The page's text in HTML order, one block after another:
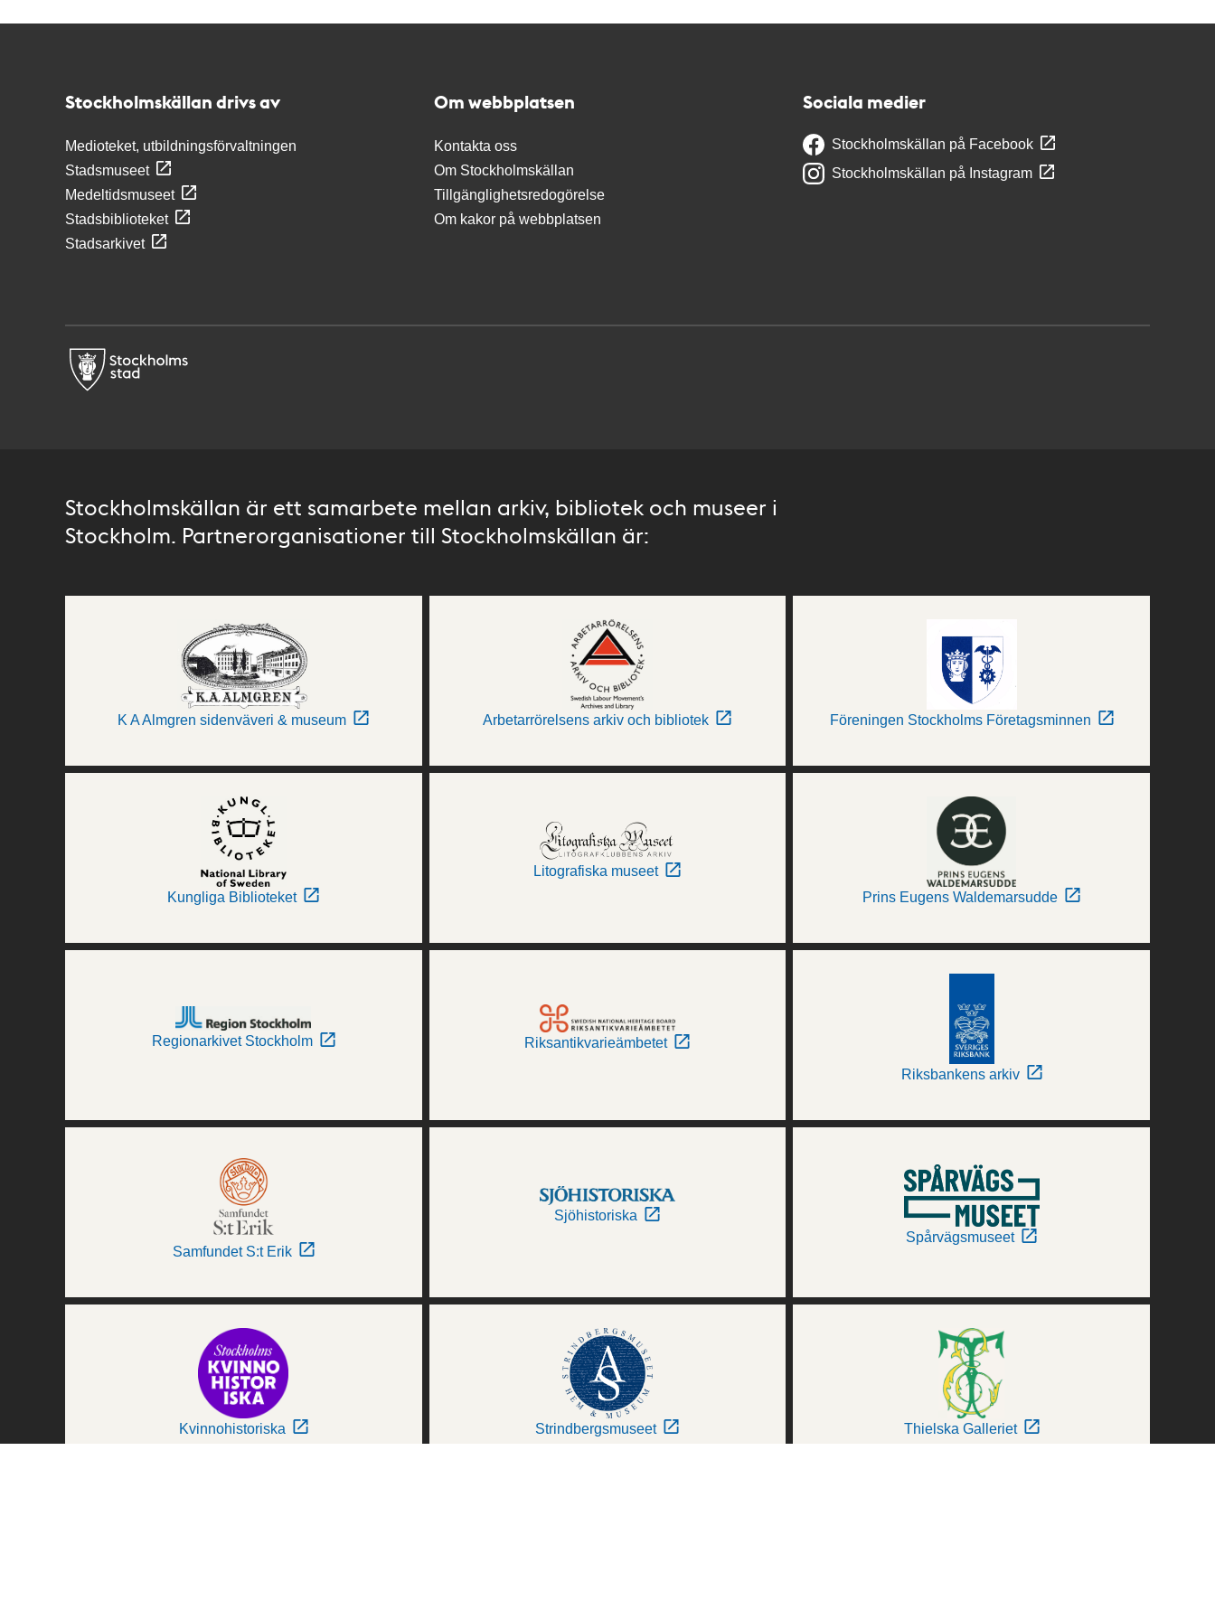
Stockholmskällan drivs av
Medioteket, utbildningsförvaltningen
Stadsmuseet
Medeltidsmuseet
Stadsbiblioteket
Stadsarkivet
Om webbplatsen
Kontakta oss
Om Stockholmskällan
Tillgänglighetsredogörelse
Om kakor på webbplatsen
Sociala medier
Stockholmskällan på Facebook
Stockholmskällan på Instagram
Stockholmskällan är ett samarbete mellan arkiv, bibliotek och museer i
Stockholm. Partnerorganisationer till Stockholmskällan är:
K A Almgren sidenväveri & museum Arbetarrörelsens arkiv och bibliotek Föreningen Stockholms Företagsminnen
Kungliga Biblioteket
Litografiska museet
Prins Eugens Waldemarsudde
Regionarkivet Stockholm Riksantikvarieämbetet
Riksbankens arkiv
Samfundet S:t Erik
Sjöhistoriska
Spårvägsmuseet
Kvinnohistoriska Strindbergsmuseet Thielska Galleriet